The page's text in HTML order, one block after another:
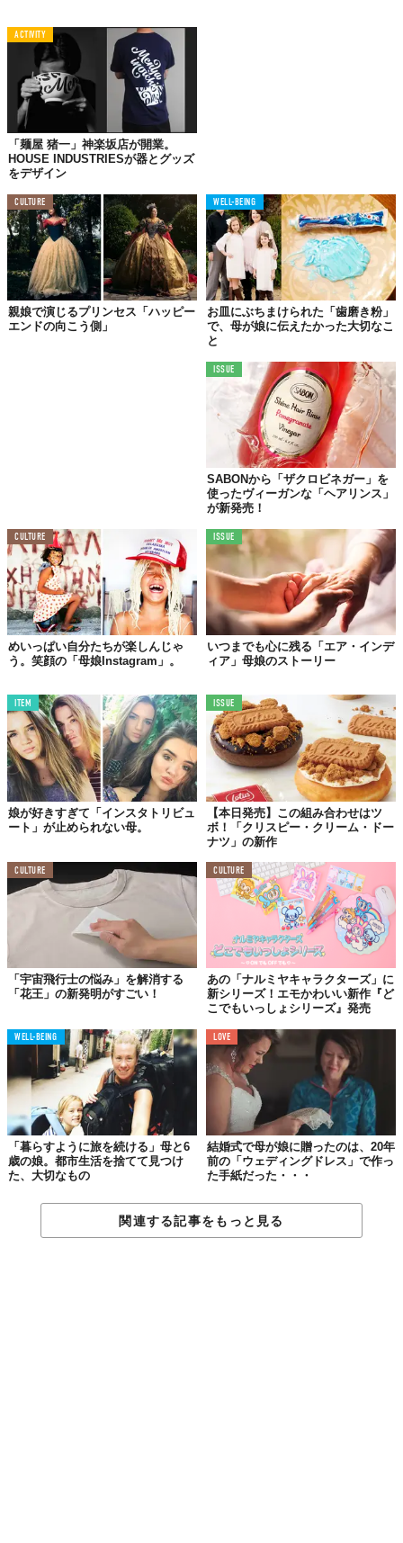
商
品
名
オソロ　シャンプー
内
容
量
本体　450ml、つめかえ　340ml
品
特
長
パサつく大人髪も、繊細な子ども髪も。ふと触れ
ぷるんとしたジェリークリーム。
摩擦ダメージ*6から髪を守りながら、やさしい泡
● 自然由来指数90%（水を含む） ISO16128準拠
● サルフェートフリー*5／パラベンフリー／合成
着色料フリー／鉱物油フリー／
弱酸性
● ノンシリコーン処方
● 何でもない日に気分ときめく ガーデニア＆サボ
ンの香り
エキス、カミツレ花エキス、グリセリン（保湿）
*5 硫酸系界面活性剤不使用
*6 洗髪による摩擦のこと
ACTIVITY
「麺屋 猪一」神楽坂店が開業。
HOUSE INDUSTRIESが器とグッズ
をデザイン
CULTURE
親娘で演じるプリンセス「ハッピー
エンドの向こう側」
WELL-BEING
お皿にぶちまけられた「歯磨き粉」
で、母が娘に伝えたかった大切なこ
と
ISSUE
SABONから「ザクロビネガー」を
使ったヴィーガンな「ヘアリンス」
が新発売！
CULTURE
めいっぱい自分たちが楽しんじゃ
う。笑顔の「母娘Instagram」。
ISSUE
いつまでも心に残る「エア・インデ
ィア」母娘のストーリー
ITEM
娘が好きすぎて「インスタトリビュ
ート」が止められない母。
ISSUE
【本日発売】この組み合わせはツ
ボ！「クリスピー・クリーム・ドー
ナツ」の新作
CULTURE
「宇宙飛行士の悩み」を解消する
「花王」の新発明がすごい！
CULTURE
あの「ナルミヤキャラクターズ」に
新シリーズ！エモかわいい新作『ど
こでもいっしょシリーズ』発売
WELL-BEING
「暮らすように旅を続ける」母と6
歳の娘。都市生活を捨てて見つけ
た、大切なもの
LOVE
結婚式で母が娘に贈ったのは、20年
前の「ウェディングドレス」で作っ
た手紙だった・・・
関連する記事をもっと見る